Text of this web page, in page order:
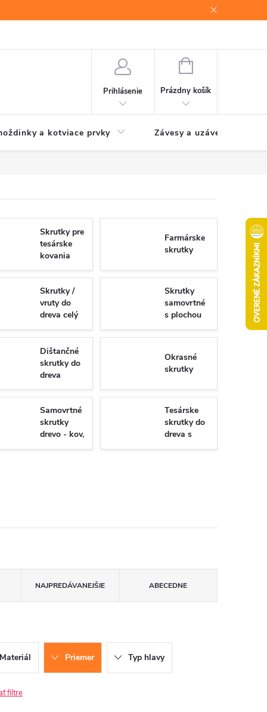
Prihlásenie
NÁKUPNÝ
Prázdny košík
a kotviace prvky Závesy a uzávery brán
Skrutky pre
tesárske
kovania
Farmárske
skrutky
Skrutky /
vruty do
dreva celý
závit
Torx/PZ
Skrutky
samovrtné
s plochou
hlavou -
univerzálne
Dištančné
skrutky do
dreva
Okrasné
skrutky
Samovrtné
skrutky
drevo - kov,
WSDST
Tesárske
skrutky do
dreva s
plným
NAJPREDÁVANEJŠIE ABECEDNE
Materiál Priemer Typ hlavy
filtre